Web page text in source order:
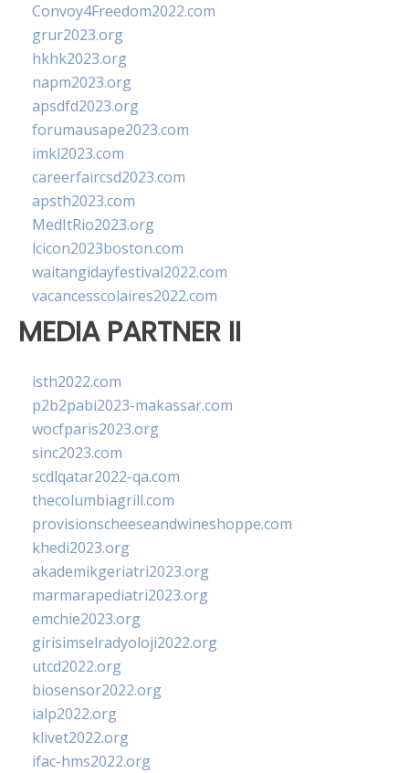
Convoy4Freedom2022.com
grur2023.org
hkhk2023.org
napm2023.org
apsdfd2023.org
forumausape2023.com
imkl2023.com
careerfaircsd2023.com
apsth2023.com
MedItRio2023.org
lcicon2023boston.com
waitangidayfestival2022.com
vacancesscolaires2022.com
MEDIA PARTNER II
isth2022.com
p2b2pabi2023-makassar.com
wocfparis2023.org
sinc2023.com
scdlqatar2022-qa.com
thecolumbiagrill.com
provisionscheeseandwineshoppe.com
khedi2023.org
akademikgeriatri2023.org
marmarapediatri2023.org
emchie2023.org
girisimselradyoloji2022.org
utcd2022.org
biosensor2022.org
ialp2022.org
klivet2022.org
ifac-hms2022.org